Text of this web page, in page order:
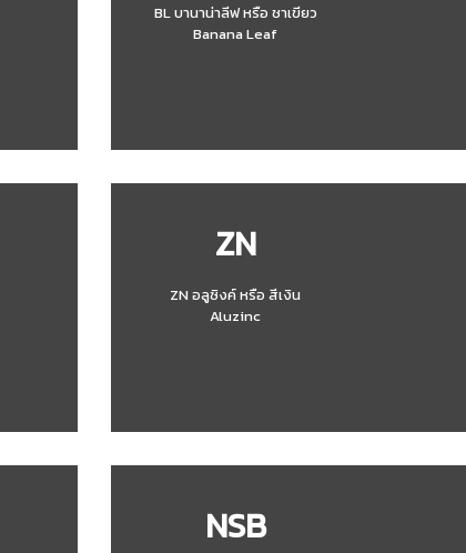
BL บานาน่าลีฟ หรือ ชาเขียว
Banana Leaf
ZN
ZN อลูซิงค์ หรือ สีเงิน
Aluzinc
NSB